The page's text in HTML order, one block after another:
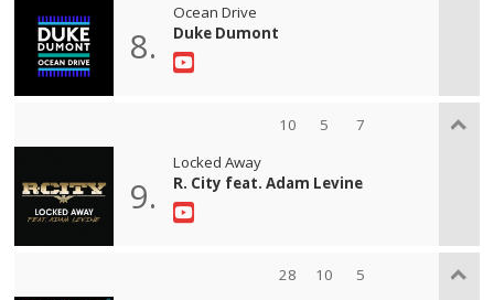
8.
Ocean Drive
Duke Dumont
10 5 7
9.
Locked Away
R. City feat. Adam Levine
28 10 5